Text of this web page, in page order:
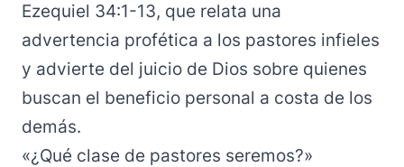
Ezequiel 34:1-13, que relata una
advertencia profética a los pastores infieles
y advierte del juicio de Dios sobre quienes
buscan el beneficio personal a costa de los
demás.
«¿Qué clase de pastores seremos?»